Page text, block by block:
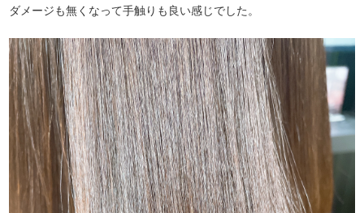
ダメージも無くなって手触りも良い感じでした。